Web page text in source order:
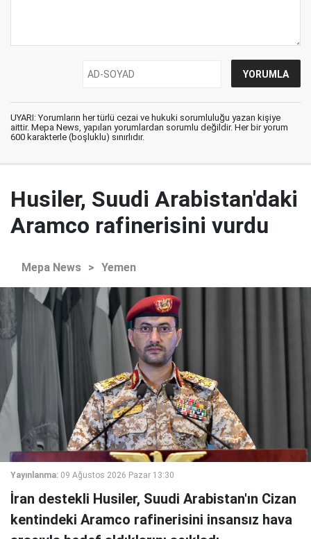
UYARI: Yorumların her türlü cezai ve hukuki sorumluluğu yazan kişiye
aittir. Mepa News, yapılan yorumlardan sorumlu değildir. Her bir yorum
600 karakterle (boşluklu) sınırlıdır.
Husiler, Suudi Arabistan'daki
Aramco rafinerisini vurdu
Mepa News > Yemen
Yayınlanma: 09 Ağustos 2026 Pazar 13:30
İran destekli Husiler, Suudi Arabistan'ın Cizan
kentindeki Aramco rafinerisini insansız hava